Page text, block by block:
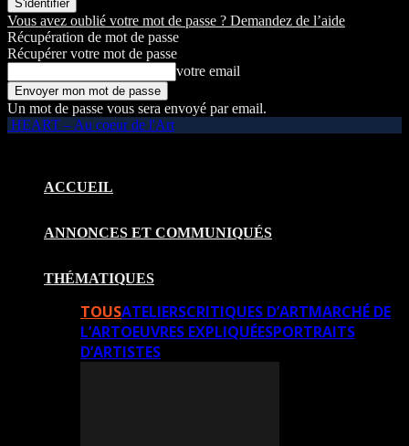
Vous avez oublié votre mot de passe ? Demandez de l’aide
Récupération de mot de passe
Récupérer votre mot de passe
votre email
Un mot de passe vous sera envoyé par email.
HEART – Au coeur de l'Art
ACCUEIL
ANNONCES ET COMMUNIQUÉS
THÉMATIQUES
TOUSATELIERSCRITIQUES D’ARTMARCHÉ DE
L’ARTOEUVRES EXPLIQUÉESPORTRAITS
D’ARTISTES